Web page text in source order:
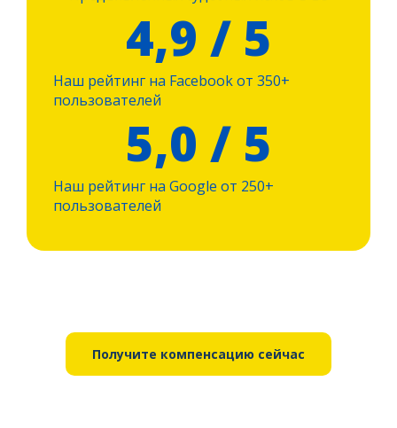
4,9 / 5
Наш рейтинг на Facebook от 350+
пользователей
5,0 / 5
Наш рейтинг на Google от 250+
пользователей
Получите компенсацию сейчас